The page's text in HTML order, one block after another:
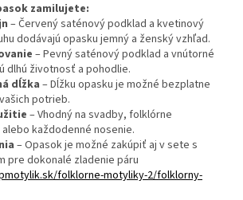
zamilujete:
– Červený saténový podklad a kvetinový
dodávajú opasku jemný a ženský vzhľad.
– Pevný saténový podklad a vnútorné
dlhú životnosť a pohodlie.
dĺžka– Dĺžku opasku je možné bezplatne
potrieb.
– Vhodný na svadby, folklórne
každodenné nosenie.
– Opasok je možné zakúpiť aj v sete s
pre dokonalé zladenie páru
folklorne-motyliky-2/folklorny-